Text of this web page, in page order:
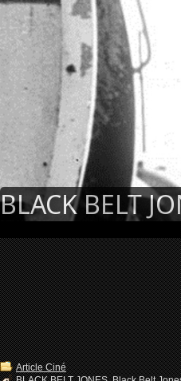
BLACK BELT
Article Ciné